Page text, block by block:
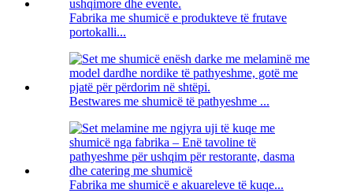
Fabrika me shumicë e produkteve të frutave
portokalli...
Bestwares me shumicë të pathyeshme ...
Fabrika me shumicë e akuareleve të kuqe...